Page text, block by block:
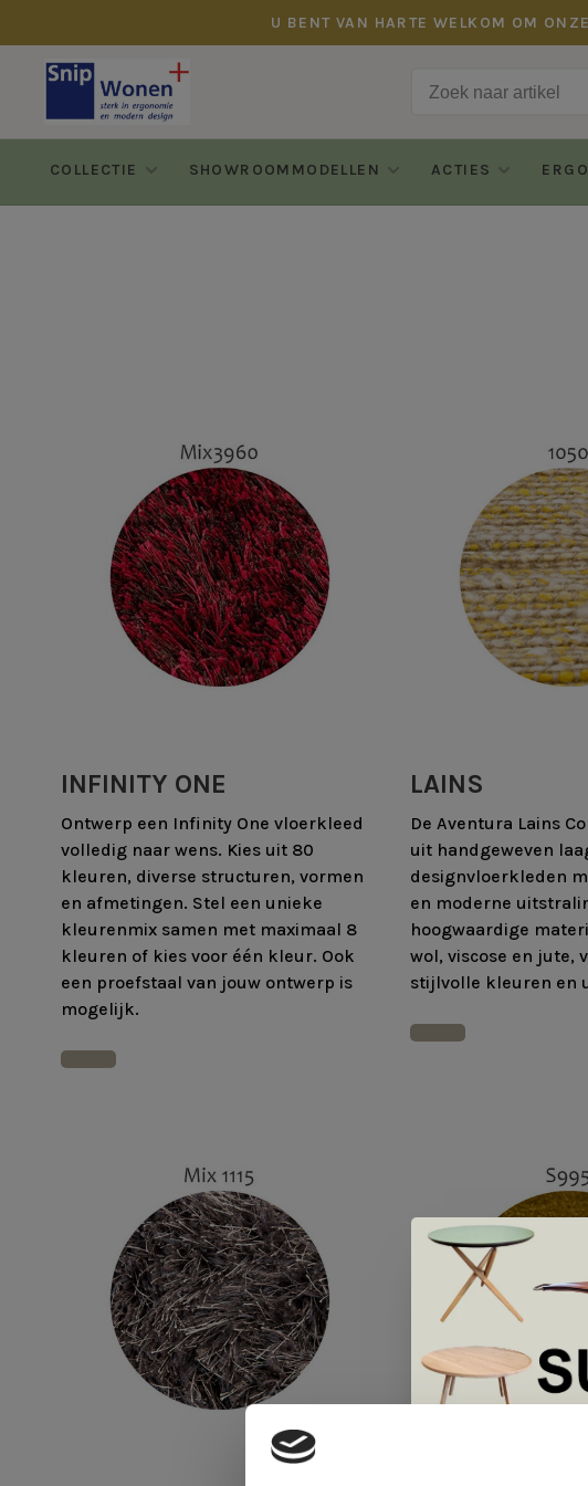
U BENT VAN HARTE WELKOM OM
COLLECTIE SHOWROOMMODELLEN ACTIES
INFINITY ONE
Ontwerp een Infinity One vloerkleed
volledig naar wens. Kies uit 80
kleuren, diverse structuren, vormen
en afmetingen. Stel een unieke
kleurenmix samen met maximaal 8
kleuren of kies voor één kleur. Ook
een proefstaal van jouw ontwerp is
mogelijk.
LAINS
De Aventura Lains
uit handgeweven
designvloerkleden
en moderne
hoogwaardige
wol, viscose en jute,
stijlvolle kleuren en